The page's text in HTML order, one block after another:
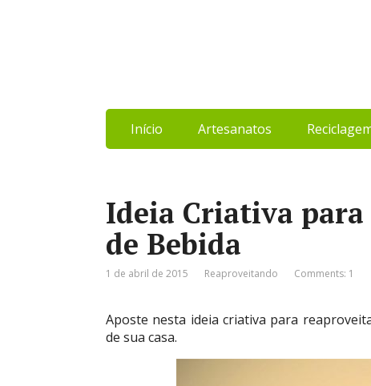
Início Artesanatos
Ideia Criativa
de Bebida
1 de abril de 2015 Reaproveitando Comments: 1
Aposte nesta ideia criativa para
de sua casa.